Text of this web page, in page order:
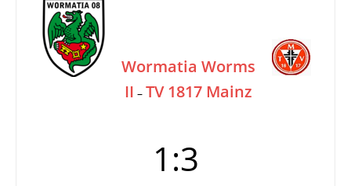
Wormatia Worms
II – TV 1817 Mainz
1:3